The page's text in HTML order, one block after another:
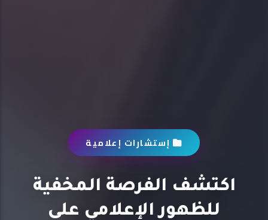
إستشارات إعلامية
اكتشف الفرصة المخفية
للظهور الإعلامي على